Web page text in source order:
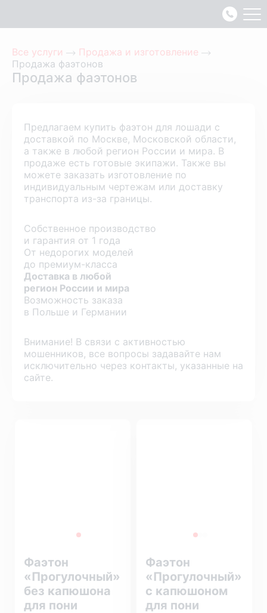
Все услуги
Продажа и изготовление
Продажа фаэтонов
Продажа фаэтонов
Предлагаем купить фаэтон для лошади с
доставкой по Москве, Московской области,
а также в любой регион России и мира. В
продаже есть готовые экипажи. Также вы
можете заказать изготовление по
индивидуальным чертежам или доставку
транспорта из-за границы.
Собственное производство
и гарантия от 1 года
От недорогих моделей
до премиум-класса
Доставка в любой
регион России и мира
Возможность заказа
в Польше и Германии
Внимание! В связи с активностью
мошенников, все вопросы задавайте нам
исключительно через контакты, указанные на
сайте.
Фаэтон
«Прогулочный»
без капюшона
для пони
Фаэтон
«Прогулочный»
с капюшоном
для пони